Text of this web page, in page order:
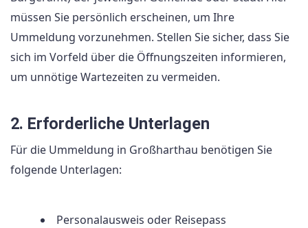
müssen Sie persönlich erscheinen, um Ihre
Ummeldung vorzunehmen. Stellen Sie sicher, dass Sie
sich im Vorfeld über die Öffnungszeiten informieren,
um unnötige Wartezeiten zu vermeiden.
2. Erforderliche Unterlagen
Für die Ummeldung in Großharthau benötigen Sie
folgende Unterlagen:
Personalausweis oder Reisepass